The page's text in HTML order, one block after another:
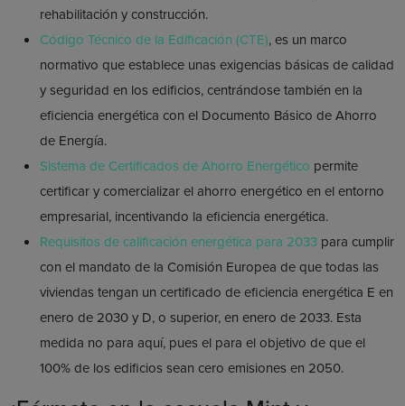
rehabilitación y construcción.
Código Técnico de la Edificación (CTE), es un marco
normativo que establece unas exigencias básicas de calidad
y seguridad en los edificios, centrándose también en la
eficiencia energética con el Documento Básico de Ahorro
de Energía.
Sistema de Certificados de Ahorro Energético permite
certificar y comercializar el ahorro energético en el entorno
empresarial, incentivando la eficiencia energética.
Requisitos de calificación energética para 2033 para cumplir
con el mandato de la Comisión Europea de que todas las
viviendas tengan un certificado de eficiencia energética E en
enero de 2030 y D, o superior, en enero de 2033. Esta
medida no para aquí, pues el para el objetivo de que el
100% de los edificios sean cero emisiones en 2050.